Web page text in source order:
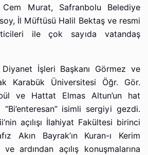
Cem Murat, Safranbolu Belediye
İl Müftüsü Halil Bektaş ve resmi
ile çok sayıda vatandaş
Diyanet İşleri Başkanı Görmez ve
Karabük Üniversitesi Öğr. Gör.
ve Hattat Elmas Altun’un hat
“Bi’enteresan” isimli sergiyi gezdi.
açılışı İlahiyat Fakültesi birinci
Akın Bayrak’ın Kuran-ı Kerim
ardından açılış konuşmalarına